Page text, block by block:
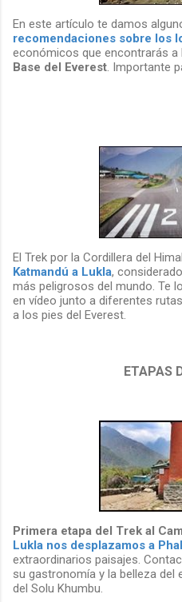
En este artículo te damos
recomendaciones sobre los
económicos que encontrarás a
Base del Everest. Importante
El Trek por la Cordillera del
Katmandú a Lukla,
más peligrosos del mundo. Te
en vídeo junto a diferentes
a los pies del Everest.
ETAPAS
Primera etapa del Trek al
Lukla nos desplazamos a
extraordinarios paisajes.
su gastronomía y la belleza del
del Solu Khumbu.